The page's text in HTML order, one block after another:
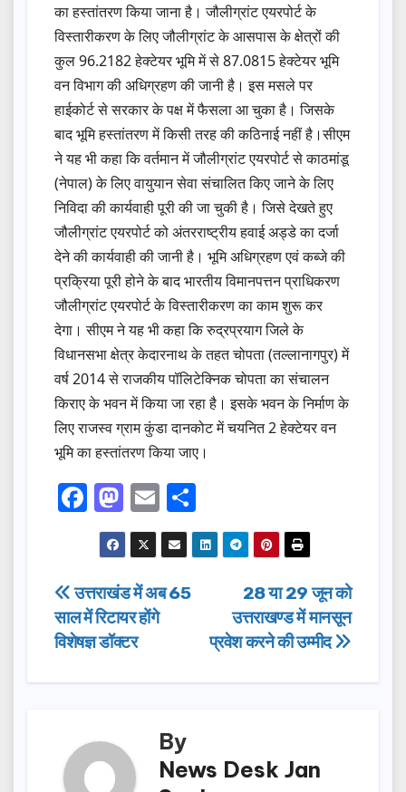
का हस्तांतरण किया जाना है। जौलीग्रांट एयरपोर्ट के
विस्तारीकरण के लिए जौलीग्रांट के आसपास के क्षेत्रों की
कुल 96.2182 हेक्टेयर भूमि में से 87.0815 हेक्टेयर भूमि
वन विभाग की अधिग्रहण की जानी है। इस मसले पर
हाईकोर्ट से सरकार के पक्ष में फैसला आ चुका है। जिसके
बाद भूमि हस्तांतरण में किसी तरह की कठिनाई नहीं है।सीएम
ने यह भी कहा कि वर्तमान में जौलीग्रांट एयरपोर्ट से काठमांडू
(नेपाल) के लिए वायुयान सेवा संचालित किए जाने के लिए
निविदा की कार्यवाही पूरी की जा चुकी है। जिसे देखते हुए
जौलीग्रांट एयरपोर्ट को अंतरराष्ट्रीय हवाई अड्डे का दर्जा
देने की कार्यवाही की जानी है। भूमि अधिग्रहण एवं कब्जे की
प्रक्रिया पूरी होने के बाद भारतीय विमानपत्तन प्राधिकरण
जौलीग्रांट एयरपोर्ट के विस्तारीकरण का काम शुरू कर
देगा। सीएम ने यह भी कहा कि रुद्रप्रयाग जिले के
विधानसभा क्षेत्र केदारनाथ के तहत चोपता (तल्लानागपुर) में
वर्ष 2014 से राजकीय पॉलिटेक्निक चोपता का संचालन
किराए के भवन में किया जा रहा है। इसके भवन के निर्माण के
लिए राजस्व ग्राम कुंडा दानकोट में चयनित 2 हेक्टेयर वन
भूमि का हस्तांतरण किया जाए।
F
a
c
e
b
o
M
a
st
o
d
o
E
m
ail
h
ar
Post
navigation
28 या 29 जून को
उत्तराखण्ड में मानसून
प्रवेश करने की उम्मीद
उत्तराखंड में अब 65
साल में रिटायर होंगे
विशेषज्ञ डॉक्टर
By
News Desk Jan